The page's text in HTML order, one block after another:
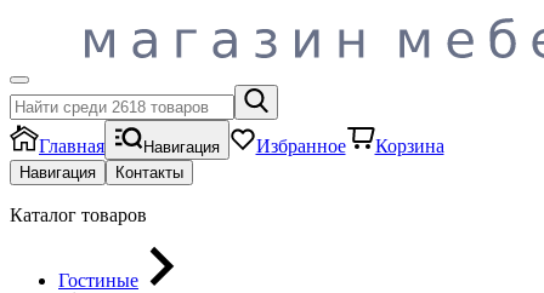
Главная Навигация Избранное Корзина
Навигация Контакты
Каталог товаров
Гостиные